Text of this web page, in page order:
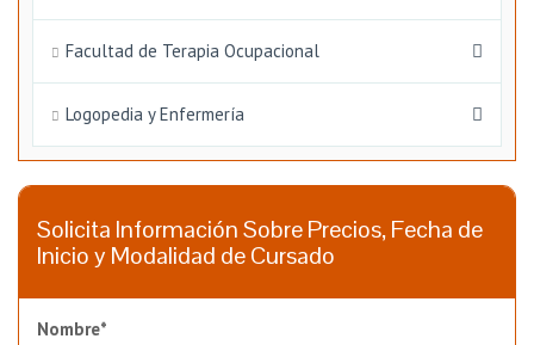
Facultad de Terapia Ocupacional
Logopedia y Enfermería
Solicita Información Sobre Precios, Fecha de
Inicio y Modalidad de Cursado
Nombre*